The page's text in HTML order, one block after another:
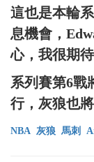
這也是本輪
息機會，
心，我很期
系列賽第6戰
行，灰狼也
NBA 灰狼 馬刺